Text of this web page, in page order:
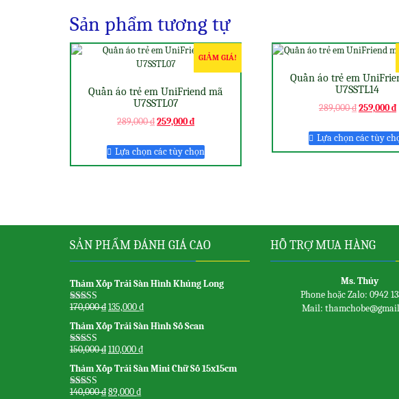
Sản phẩm tương tự
GIẢM GIÁ!
Quần áo trẻ em UniFriend mã
U7SSTL07
289,000₫259,000₫
Lựa chọn các tùy chọn
Quần áo trẻ em
U7SSTL14
289,000₫259,000₫
Lựa chọn các tùy
SẢN PHẨM ĐÁNH GIÁ CAO
Thảm Xốp Trải Sàn Hình Khủng Long
Được xếp
sao
170,000₫135,000₫
Thảm Xốp Trải Sàn Hình Số Scan
Được xếp
sao
150,000₫110,000₫
Thảm Xốp Trải Sàn Mini Chữ Số 15x15cm
Được xếp
140,000₫89,000₫
HỖ TRỢ MUA HÀNG
Ms. Thủy
Phone hoặc Zalo: 0942
Mail: